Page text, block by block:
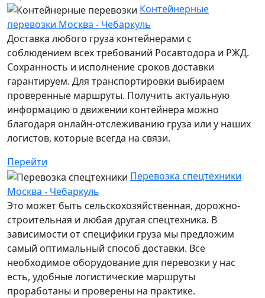
Контейнерные
перевозки Москва - Чебаркуль
Доставка любого груза контейнерами с
соблюдением всех требований Росавтодора и РЖД.
Сохранность и исполнение сроков доставки
гарантируем. Для транспортировки выбираем
проверенные маршруты. Получить актуальную
информацию о движении контейнера можно
благодаря онлайн-отслеживанию груза или у наших
логистов, которые всегда на связи.
Перейти
Перевозка спецтехники
Москва - Чебаркуль
Это может быть сельскохозяйственная, дорожно-
строительная и любая другая спецтехника. В
зависимости от специфики груза мы предложим
самый оптимальный способ доставки. Все
необходимое оборудование для перевозки у нас
есть, удобные логистические маршруты
проработаны и проверены на практике.